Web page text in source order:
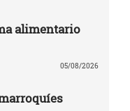
alimentario
05/08/2026